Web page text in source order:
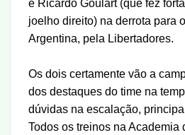
e Ricardo Goulart (que fez
joelho direito) na derrota para
Argentina, pela Libertadores.
Os dois certamente vão a
dos destaques do time na
dúvidas na escalação,
Todos os treinos na Academia